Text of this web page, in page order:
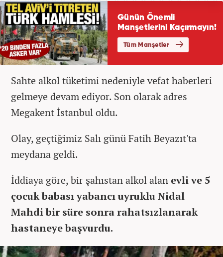
Sahte alkol tüketimi nedeniyle vefat haberleri
gelmeye devam ediyor. Son olarak adres
Megakent İstanbul oldu.
Olay, geçtiğimiz Salı günü Fatih Beyazıt'ta
meydana geldi.
İddiaya göre, bir şahıstan alkol alan evli ve 5
çocuk babası yabancı uyruklu Nidal
Mahdi bir süre sonra rahatsızlanarak
hastaneye başvurdu.